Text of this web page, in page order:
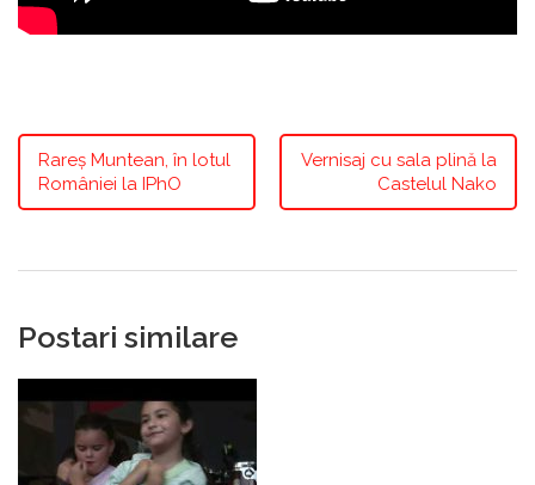
Rareș Muntean, în lotul
României la IPhO
Vernisaj cu sala plină la
Castelul Nako
Postari similare